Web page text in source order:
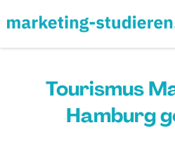
Tourismus
Hamburg